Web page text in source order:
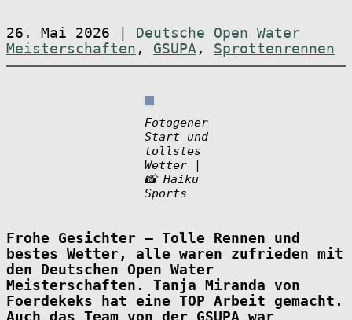
26. Mai 2026
Deutsche Open Water
Meisterschaften , GSUPA , Sprottenrennen
Fotogener
Start und
tollstes
Wetter |
📸 Haiku
Sports
Frohe Gesichter – Tolle Rennen und
bestes Wetter, alle waren zufrieden mit
den Deutschen Open Water
Meisterschaften. Tanja Miranda von
Foerdekeks hat eine TOP Arbeit gemacht.